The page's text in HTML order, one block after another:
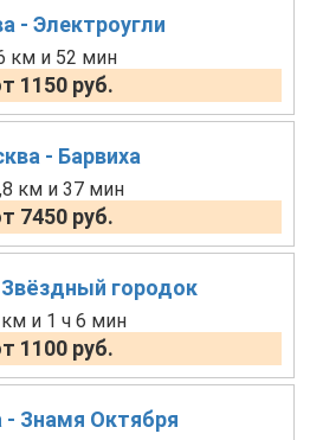
- Электроугли
км и 52 мин
1150 руб.
- Барвиха
км и 37 мин
7450 руб.
городок
и 1 ч 6 мин
1100 руб.
- Знамя Октября